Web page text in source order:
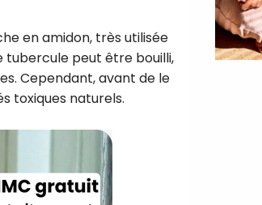
en amidon, très utilisée
tubercule peut être bouilli,
Cependant, avant de le
toxiques naturels.
gratuitement 180
inédites de CROQ
newsletter promotionnelle de